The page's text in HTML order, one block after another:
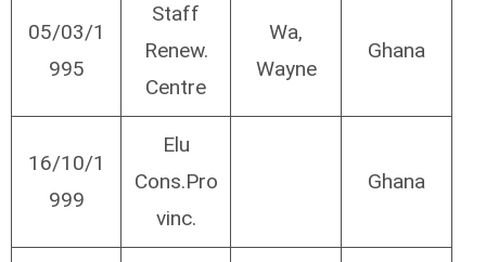
05/03/1
995
Staff
Renew.
Centre
Wa,
Wayne
Ghana
16/10/1
999
Elu
Cons.Pro
vinc.
Ghana